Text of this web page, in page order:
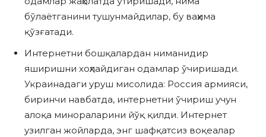
бўлаётганини тушунмайдилар, бу ваҳима
қўзғатади.
Интернетни бошқалардан ниманидир
яширишни хоҳлайдиган одамлар ўчиришади.
Украинадаги уруш мисолида: Россия армияси,
биринчи навбатда, интернетни ўчириш учун
алоқа минораларини йўқ қилди. Интернет
узилган жойларда, энг шафқатсиз воқеалар